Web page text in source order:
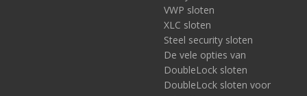
VWP sloten
XLC sloten
Steel security sloten
De vele opties van
DoubleLock sloten
DoubleLock sloten voor